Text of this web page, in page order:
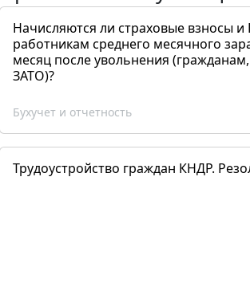
Начисляются ли страховые взносы
работникам среднего месячного
месяц после увольнения
ЗАТО)?
Бухучет и отчетность
Трудоустройство граждан КНДР.